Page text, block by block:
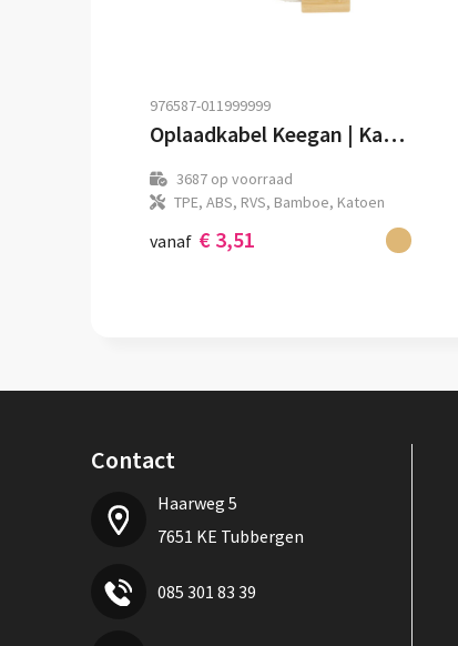
976587-011999999
Oplaadkabel Keegan | Katoen | Sleutelhanger
3687op voorraad
TPE, ABS, RVS, Bamboe, Katoen
vanaf € 3,51
Contact
Haarweg 5
7651 KE Tubbergen
085 301 83 39